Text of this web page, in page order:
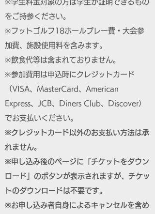
※学生料金対象の方は学生が証明できるもの
をご持参ください。
※フットゴルフ18ホールプレー費・大会参
加費、施設使用料を含みます。
※飲食代等は含まれておりません。
※参加費用は申込時にクレジットカード
（VISA、MasterCard、American
Express、JCB、Diners Club、Discover）
でお支払いください。
※クレジットカード以外のお支払い方法は承
れません。
※申し込み後のページに「チケットをダウン
ロード」のボタンが表示されますが、チケッ
トのダウンロードは不要です。
※お申し込み者自身によるキャンセルを含め